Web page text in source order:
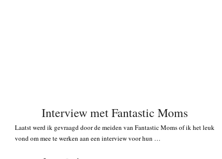
Interview met Fantastic Moms
Laatst werd ik gevraagd door de meiden van Fantastic Moms of ik het leuk
vond om mee te werken aan een interview voor hun …